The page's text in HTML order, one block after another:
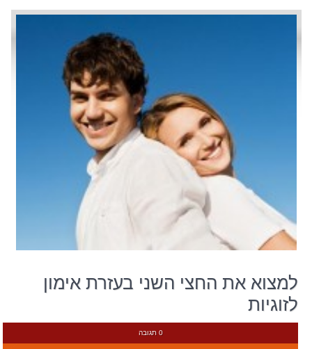
למצוא את החצי השני בעזרת אימון
לזוגיות
0 תגובה